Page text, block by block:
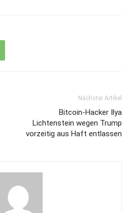
Nächster Artikel
Bitcoin-Hacker Ilya
Lichtenstein wegen Trump
vorzeitig aus Haft entlassen